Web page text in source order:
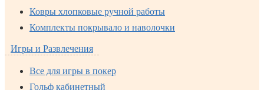
Ковры хлопковые ручной работы
Комплекты покрывало и наволочки
Игры и Развлечения
Все для игры в покер
Гольф кабинетный